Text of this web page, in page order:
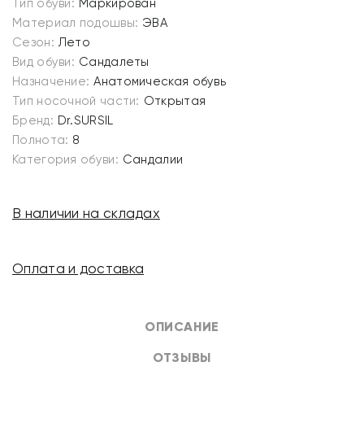
ОПИСАНИЕ
ОТЗЫВЫ
Тип обуви: Маркирован
Материал подошвы: ЭВА
Сезон: Лето
Вид обуви: Сандалеты
Назначение: Анатомическая обувь
Тип носочной части: Открытая
Бренд: Dr.SURSIL
Полнота: 8
Категория обуви: Сандалии
В наличии на складах
Оплата и доставка